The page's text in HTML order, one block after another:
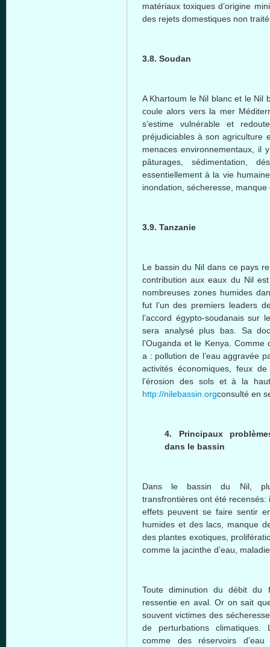
matériaux toxiques d’origine
des rejets domestiques non
3.8. Soudan
A Khartoum le Nil blanc et le Nil
coule alors vers la mer
s’estime vulnérable et
préjudiciables à son agriculture
menaces environnementaux,
pâturages, sédimentation,
essentiellement à la vie
inondation, sécheresse,
3.9. Tanzanie
Le bassin du Nil dans ce pays
contribution aux eaux du Nil
nombreuses zones humides
fut l’un des premiers leaders
l’accord égypto-soudanais sur
sera analysé plus bas. Sa
l’Ouganda et le Kenya.
a : pollution de l’eau aggravée
activités économiques, feux
l’érosion des sols et à la
http://nilebassin.orgconsulté en
4. Principaux
dans le bassin
Dans le bassin du Nil,
transfrontières ont été
effets peuvent se faire sentir
humides et des lacs, manque
des plantes exotiques,
comme la jacinthe d’eau,
Toute diminution du débit du
ressentie en aval. Or on sait
souvent victimes des
de perturbations climatiques.
comme des réservoirs